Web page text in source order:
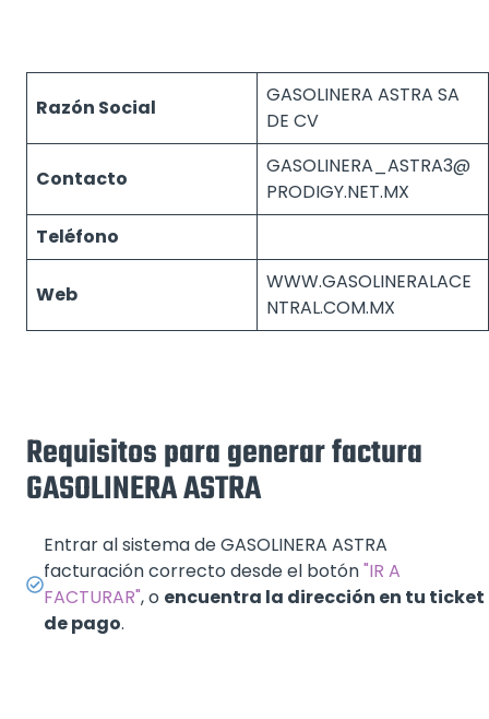
Razón Social
GASOLINERA ASTRA SA
DE CV
Contacto
GASOLINERA_ASTRA3@
PRODIGY.NET.MX
Teléfono
Web
WWW.GASOLINERALACE
NTRAL.COM.MX
Requisitos para generar factura
GASOLINERA ASTRA
Entrar al sistema de GASOLINERA ASTRA
facturación correcto desde el botón"IR A
FACTURAR", o encuentra la dirección en tu ticket
de pago.